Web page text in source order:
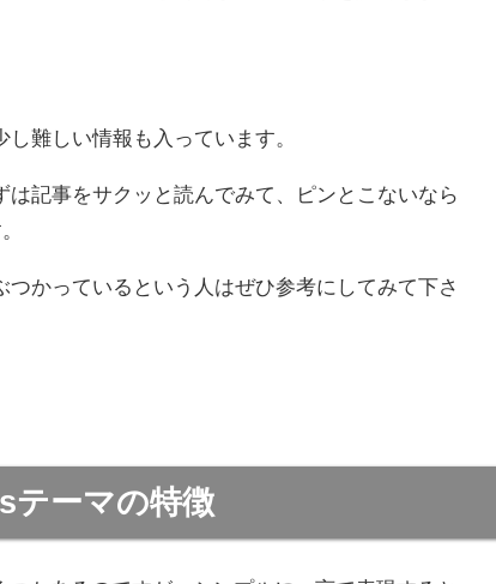
難しい情報も入っています。
記事をサクッと読んでみて、ピンとこないなら
かっているという人はぜひ参考にしてみて下さ
テーマの特徴